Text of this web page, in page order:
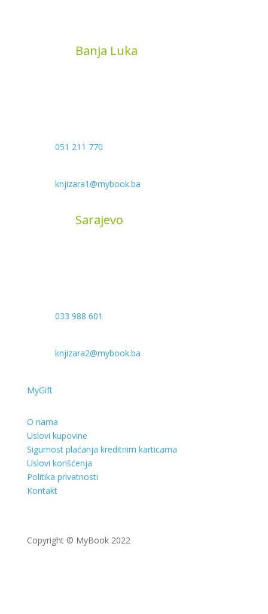
Banja Luka
051 211 770
knjizara1@mybook.ba
Sarajevo
033 988 601
knjizara2@mybook.ba
MyGift
O nama
Uslovi kupovine
Sigurnost plaćanja kreditnim karticama
Uslovi korišćenja
Politika privatnosti
Kontakt
Copyright © MyBook 2022